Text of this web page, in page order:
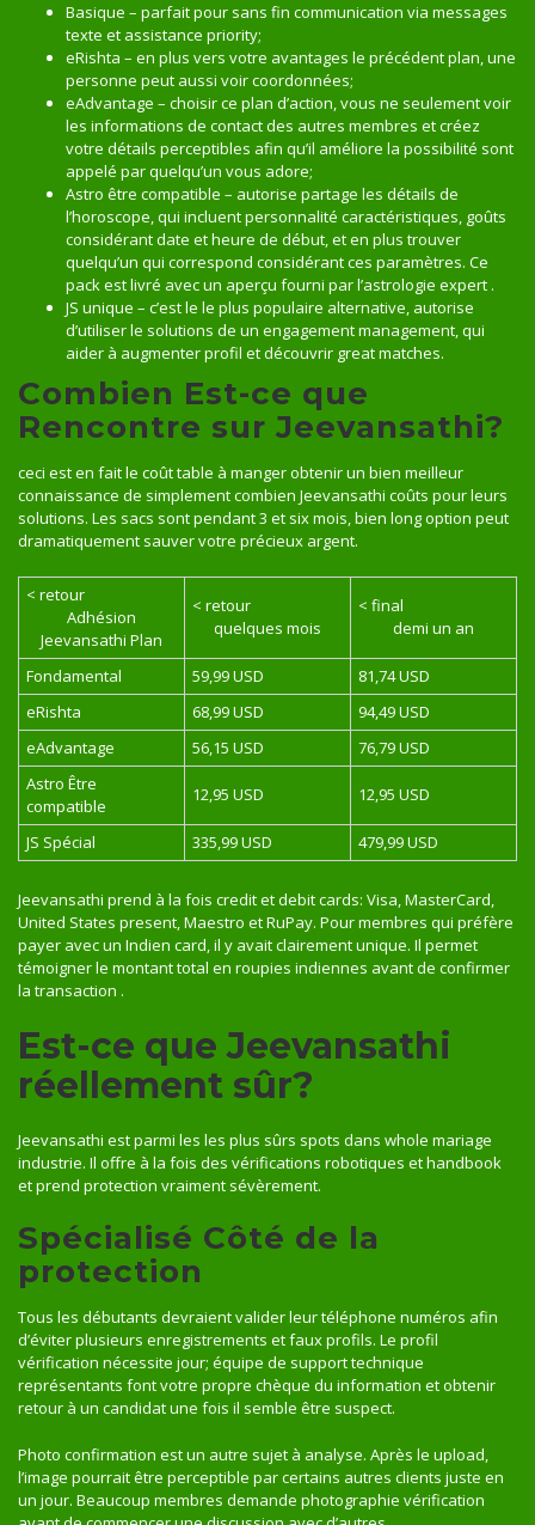
Basique – parfait pour sans fin communication via messages
texte et assistance priority;
eRishta – en plus vers votre avantages le précédent plan, une
personne peut aussi voir coordonnées;
eAdvantage – choisir ce plan d’action, vous ne seulement voir
les informations de contact des autres membres et créez
votre détails perceptibles afin qu’il améliore la possibilité sont
appelé par quelqu’un vous adore;
Astro être compatible – autorise partage les détails de
l’horoscope, qui incluent personnalité caractéristiques, goûts
considérant date et heure de début, et en plus trouver
quelqu’un qui correspond considérant ces paramètres. Ce
pack est livré avec un aperçu fourni par l’astrologie expert .
JS unique – c’est le le plus populaire alternative, autorise
d’utiliser le solutions de un engagement management, qui
aider à augmenter profil et découvrir great matches.
Combien Est-ce que
Rencontre sur Jeevansathi?
ceci est en fait le coût table à manger obtenir un bien meilleur
connaissance de simplement combien Jeevansathi coûts pour leurs
solutions. Les sacs sont pendant 3 et six mois, bien long option peut
dramatiquement sauver votre précieux argent.
< retour
Adhésion
Jeevansathi Plan
< retour
quelques mois
< final
demi un an
Fondamental 59,99 USD
81,74 USD
eRishta
68,99 USD
94,49 USD
eAdvantage
56,15 USD
76,79 USD
Astro Être
compatible
12,95 USD 12,95 USD
JS Spécial 335,99 USD 479,99 USD
Jeevansathi prend à la fois credit et debit cards: Visa, MasterCard,
United States present, Maestro et RuPay. Pour membres qui préfère
payer avec un Indien card, il y avait clairement unique. Il permet
témoigner le montant total en roupies indiennes avant de confirmer
la transaction .
Est-ce que Jeevansathi
réellement sûr?
Jeevansathi est parmi les les plus sûrs spots dans whole mariage
industrie. Il offre à la fois des vérifications robotiques et handbook
et prend protection vraiment sévèrement.
Spécialisé Côté de la
protection
Tous les débutants devraient valider leur téléphone numéros afin
d’éviter plusieurs enregistrements et faux profils. Le profil
vérification nécessite jour; équipe de support technique
représentants font votre propre chèque du information et obtenir
retour à un candidat une fois il semble être suspect.
Photo confirmation est un autre sujet à analyse. Après le upload,
l’image pourrait être perceptible par certains autres clients juste en
un jour. Beaucoup membres demande photographie vérification